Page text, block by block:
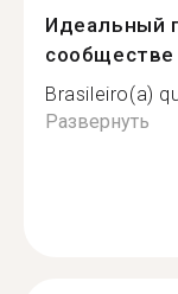
Идеальный
сообществе
Brasileiro(a)
Развернуть